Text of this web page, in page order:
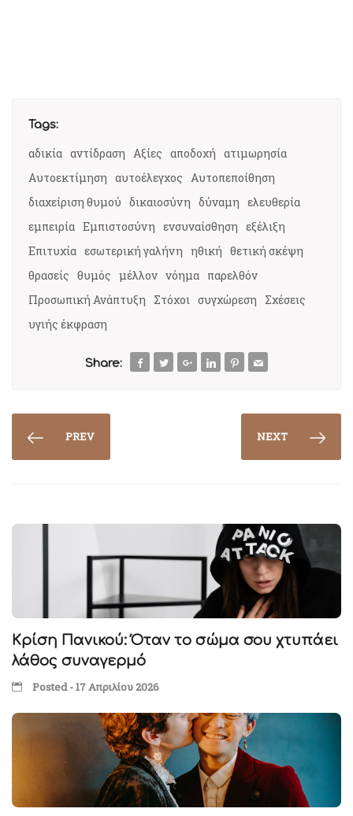
Tags:
αδικία αντίδραση Αξίες αποδοχή ατιμωρησία
Αυτοεκτίμηση αυτοέλεγχος Αυτοπεποίθηση
διαχείριση θυμού δικαιοσύνη δύναμη ελευθερία
εμπειρία Εμπιστοσύνη ενσυναίσθηση εξέλιξη
Επιτυχία εσωτερική γαλήνη ηθική θετική σκέψη
θρασείς θυμός μέλλον νόημα παρελθόν
Προσωπική Ανάπτυξη
Στόχοι συγχώρεση
Σχέσεις
υγιής έκφραση
Share:
PREV NEXT
Κρίση Πανικού: Όταν το σώμα σου χτυπάει
λάθος συναγερμό
Posted - 17 Απριλίου 2026